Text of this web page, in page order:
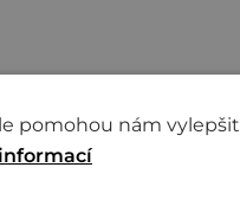
pomohou nám vylepšit